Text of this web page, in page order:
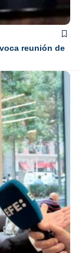
reunión de